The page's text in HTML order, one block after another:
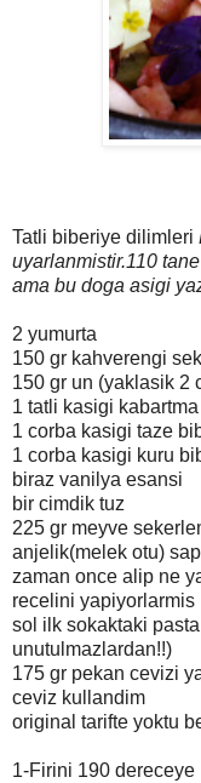
Tatli biberiye dilimleri
uyarlanmistir.110
ama bu doga asigi
2 yumurta
150 gr kahverengi
150 gr un (yaklasik 2
1 tatli kasigi
1 corba kasigi taze
1 corba kasigi kuru
biraz vanilya esansi
bir cimdik tuz
225 gr meyve
anjelik(melek otu)
zaman once alip ne
recelini
sol ilk sokaktaki
unutulmazlardan!!)
175 gr pekan cevizi
ceviz kullandim
original tarifte yoktu
1-Firini 190 dereceye